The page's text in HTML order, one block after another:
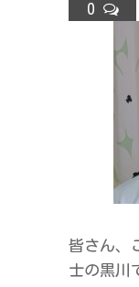
0
皆さん、
士の黒川